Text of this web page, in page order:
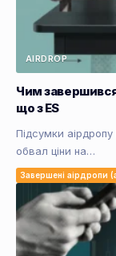
AIRDROP
Чим завершився
що з ES
Підсумки аірдропу
обвал ціни на…
Завершені аірдропи